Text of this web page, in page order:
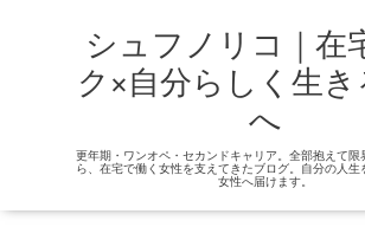
シュフノリコ｜在
ク×自分らしく生き
へ
更年期・ワンオペ・セカンドキャリア。全部抱えて限
ら、在宅で働く女性を支えてきたブログ。自分の人生
女性へ届けます。